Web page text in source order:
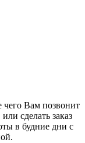
чего Вам позвонит
сделать заказ
в будние дни с